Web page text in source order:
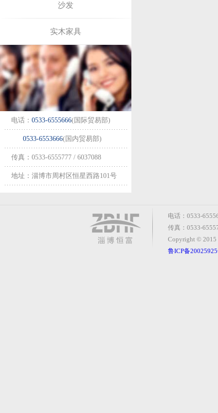
沙发
实木家具
电话： 0533-6555666(国际贸易部)
0533-6553666(国内贸易部)
传真：0533-6555777 / 6037088
地址：淄博市周村区恒星西路101号
电话：0533-
传真：0533-
Copyright © 2015
鲁ICP备